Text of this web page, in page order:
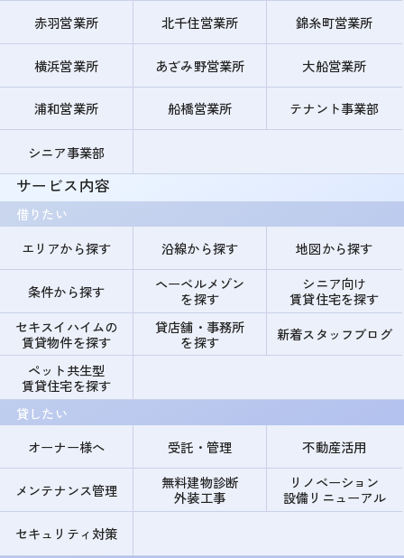
赤羽営業所 北千住営業所 錦糸町営業所
横浜営業所 あざみ野営業所 大船営業所
浦和営業所 船橋営業所 テナント事業部
シニア事業部
サービス内容
借りたい
エリアから探す
沿線から探す 地図から探す
条件から探す
ヘーベルメゾン
を探す
シニア向け
賃貸住宅を探す
セキスイハイムの
賃貸物件を探す
貸店舗・事務所
を探す
新着スタッフブログ
ペット共生型
賃貸住宅を探す
貸したい
オーナー様へ
受託・管理 不動産活用
メンテナンス管理
無料建物診断
外装工事
リノベーション
設備リニューアル
セキュリティ対策